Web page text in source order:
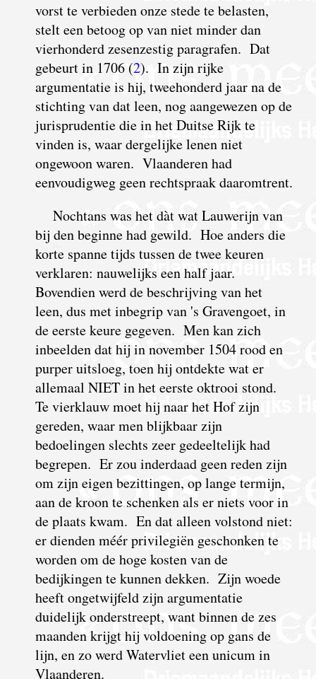
vorst te verbieden onze stede te belasten,
stelt een betoog op van niet minder dan
vierhonderd zesenzestig paragrafen. Dat
gebeurt in 1706 (2). In zijn rijke
argumentatie is hij, tweehonderd jaar na de
stichting van dat leen, nog aangewezen op de
jurisprudentie die in het Duitse Rijk te
vinden is, waar dergelijke lenen niet
ongewoon waren. Vlaanderen had
eenvoudigweg geen rechtspraak daaromtrent.
Nochtans was het dàt wat Lauwerijn van
bij den beginne had gewild. Hoe anders die
korte spanne tijds tussen de twee keuren
verklaren: nauwelijks een half jaar.
Bovendien werd de beschrijving van het
leen, dus met inbegrip van 's Gravengoet, in
de eerste keure gegeven. Men kan zich
inbeelden dat hij in november 1504 rood en
purper uitsloeg, toen hij ontdekte wat er
allemaal NIET in het eerste oktrooi stond.
Te vierklauw moet hij naar het Hof zijn
gereden, waar men blijkbaar zijn
bedoelingen slechts zeer gedeeltelijk had
begrepen. Er zou inderdaad geen reden zijn
om zijn eigen bezittingen, op lange termijn,
aan de kroon te schenken als er niets voor in
de plaats kwam. En dat alleen volstond niet:
er dienden méér privilegiën geschonken te
worden om de hoge kosten van de
bedijkingen te kunnen dekken. Zijn woede
heeft ongetwijfeld zijn argumentatie
duidelijk onderstreept, want binnen de zes
maanden krijgt hij voldoening op gans de
lijn, en zo werd Watervliet een unicum in
Vlaanderen.